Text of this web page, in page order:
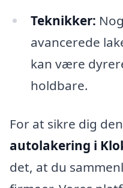
Teknikker:
avancerede
kan være
holdbare.
For at sikre dig
autolakering i
det, at du